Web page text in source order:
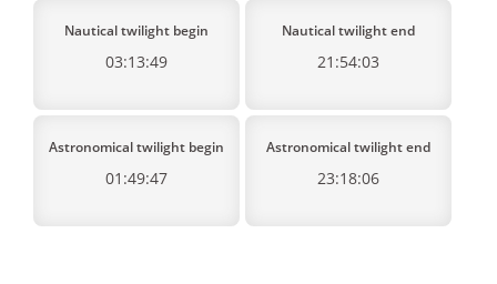
Nautical twilight begin
03:13:49
Nautical twilight end
21:54:03
Astronomical twilight begin
01:49:47
Astronomical twilight end
23:18:06